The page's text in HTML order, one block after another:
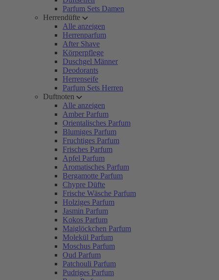
Parfum Sets Damen
Herrendüfte
Alle anzeigen
Herrenparfum
After Shave
Körperpflege
Duschgel Männer
Deodorants
Herrenseife
Parfum Sets Herren
Duftnoten
Alle anzeigen
Amber Parfum
Orientalisches Parfum
Blumiges Parfum
Fruchtiges Parfum
Frisches Parfum
Apfel Parfum
Aromatisches Parfum
Bergamotte Parfum
Chypre Düfte
Frische Wäsche Parfum
Holziges Parfum
Jasmin Parfum
Kokos Parfum
Maiglöckchen Parfum
Molekül Parfum
Moschus Parfum
Oud Parfum
Patchouli Parfum
Pudriges Parfum